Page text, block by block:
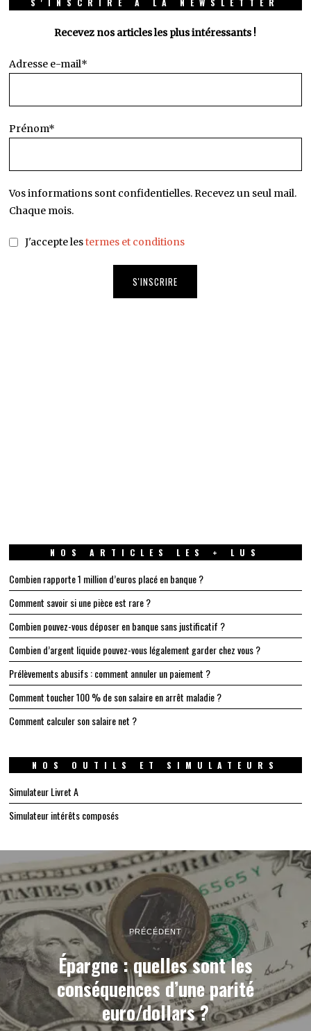
Recevez nos articles les plus intéressants !
Adresse e-mail*
Prénom*
Vos informations sont confidentielles. Recevez un seul mail.
Chaque mois.
J'accepte lestermes et conditions
NOS ARTICLES LES + LUS
Combien rapporte 1 million d’euros placé en banque ?
Comment savoir si une pièce est rare ?
Combien pouvez-vous déposer en banque sans justificatif ?
Combien d’argent liquide pouvez-vous légalement garder chez vous ?
Prélèvements abusifs : comment annuler un paiement ?
Comment toucher 100 % de son salaire en arrêt maladie ?
Comment calculer son salaire net ?
NOS OUTILS ET SIMULATEURS
Simulateur Livret A
Simulateur intérêts composés
PRÉCÉDENT
Épargne : quelles sont les
conséquences d’une parité
euro/dollars ?